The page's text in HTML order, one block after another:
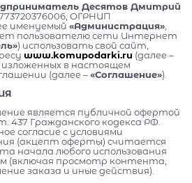
Десятов Дмитрий
ОГРНИП
именуемый «Администрация»,
пользователю сети Интернет
) использовать свой сайт,
www.komupodarki.ru (далее –
изложенных в настоящем
(далее –«Соглашение»).
является публичной офертой
437 Гражданского кодекса РФ.
согласие с условиями
(акцепт оферты) считается
начала любого использования
(включая просмотр контента,
заказа и иные действия).